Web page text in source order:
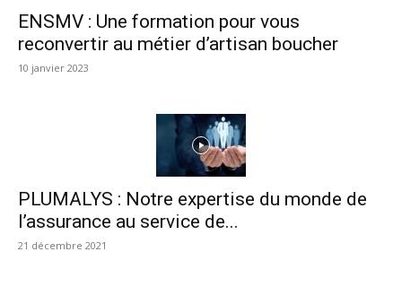
ENSMV : Une formation pour vous
reconvertir au métier d’artisan boucher
10 janvier 2023
PLUMALYS : Notre expertise du monde de
l’assurance au service de...
21 décembre 2021